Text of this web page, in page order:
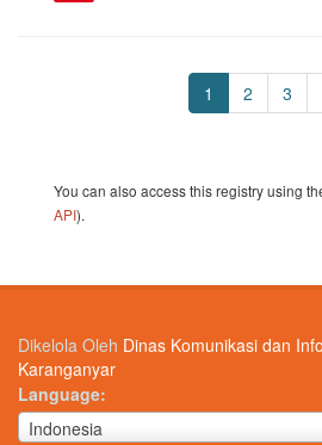
1 2 3
You can also access this registry using
API).
Dikelola Oleh Dinas Komunikasi dan
Karanganyar
Language
Indonesia
Language